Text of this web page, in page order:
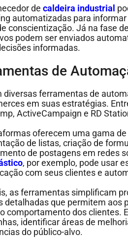
decaldeira industrial
automatizadas para
conscientização. Já na fase
podem ser enviados
informadas.
de
diversas ferramentas de
em suas estratégias.
ActiveCampaign e RD
oferecem uma gama
de listas, criação de
de postagens em redes
, por exemplo, pode usar
com seus clientes e
as ferramentas simplificam
detalhadas que permitem aos
comportamento dos clientes.
identificar áreas de
do público-alvo.